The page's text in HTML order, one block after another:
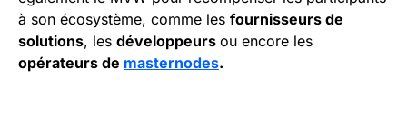
à son écosystème, comme les fournisseurs de
solutions, les développeurs ou encore les
opérateurs de masternodes.